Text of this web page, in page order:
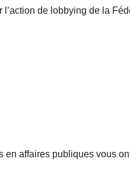
de lobbying de la
affaires publiques vous